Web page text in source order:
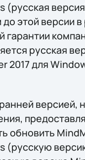
(русская
этой версии в
гарантии
русская
2017 для
версией,
обновить
(русскую